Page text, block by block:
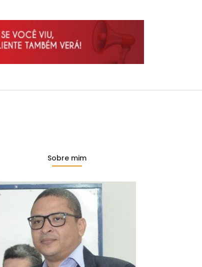
Sobre mim